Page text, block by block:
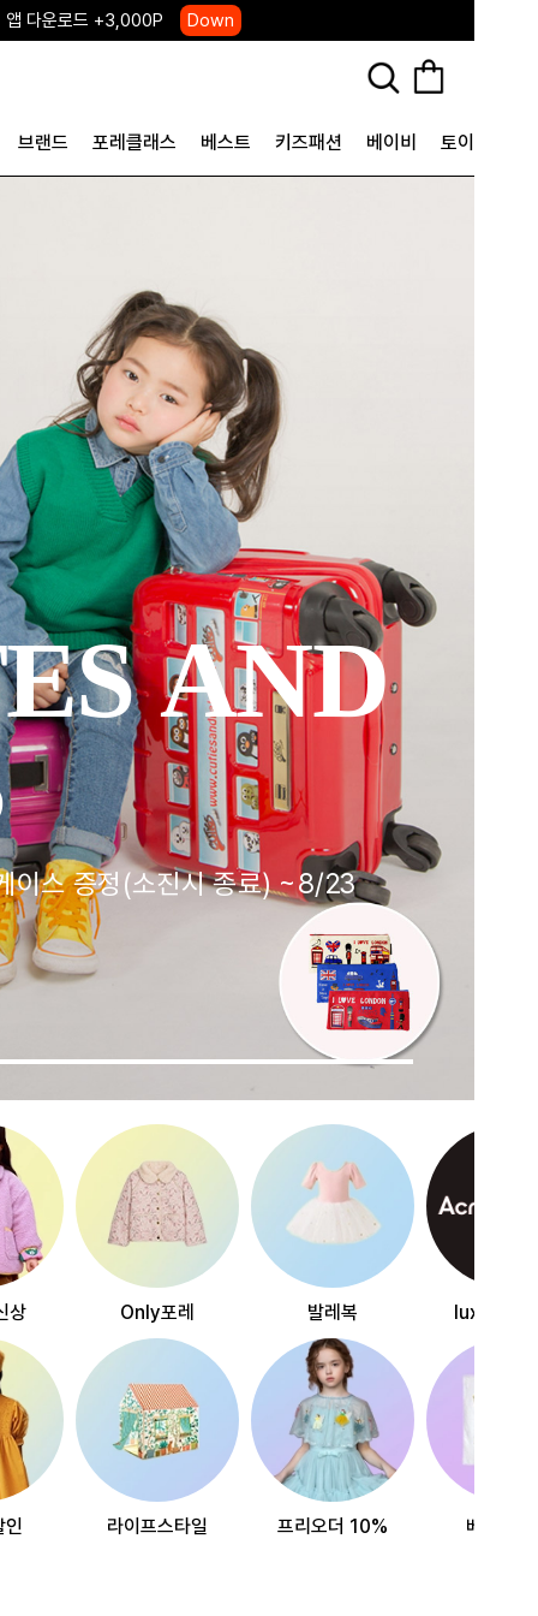
앱 다운로드 +3,000P Down
브랜드 포레클래스 베스트 키즈패션 베이비 토이&굿즈
AND
이스 증정(소진시 종료) ~8/23
상 Only포레
라이프스타일
발레복
프리오더 10% 베스트리